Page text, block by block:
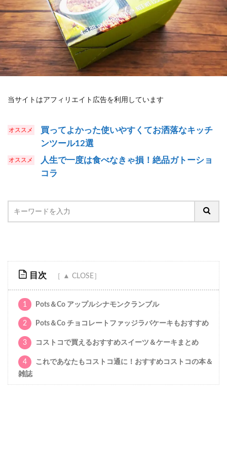
当サイトはアフィリエイト広告を利用しています
買ってよかった使いやすくてお洒落なキッチ
ンツール12選
人生で一度は食べなきゃ損！絶品ガトーショ
コラ
目次
1 Pots＆Co アップルシナモンクランブル
2 Pots＆Co チョコレートファッジラバケーキもおすすめ
3 コストコで買えるおすすめスイーツ＆ケーキまとめ
4
これであなたもコストコ通に！おすすめコストコの本＆
雑誌